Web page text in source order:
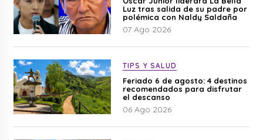
Luz tras salida de su padre por
polémica con Naldy Saldaña
07 Ago 2026
TIPS Y SALUD
Feriado 6 de agosto: 4 destinos
recomendados para disfrutar
el descanso
06 Ago 2026